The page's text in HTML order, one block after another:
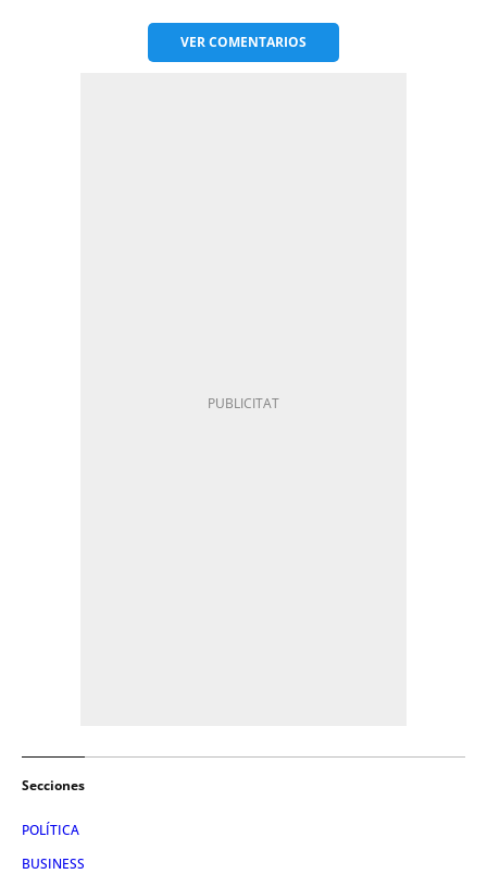
VERCOMENTARIOS
Secciones
POLÍTICA
BUSINESS